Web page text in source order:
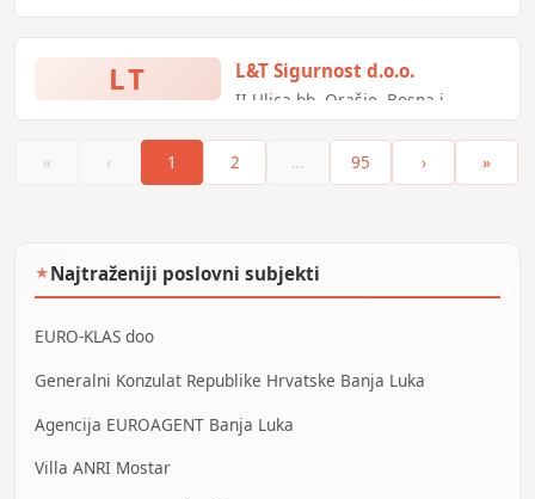
LT L&T Sigurnost d.o.o.
II Ulica bb, Orašje, Bosna i
«
‹ 1 2 … 95 › »
★Najtraženiji poslovni subjekti
EURO-KLAS doo
Generalni Konzulat Republike Hrvatske Banja Luka
Agencija EUROAGENT Banja Luka
Villa ANRI Mostar